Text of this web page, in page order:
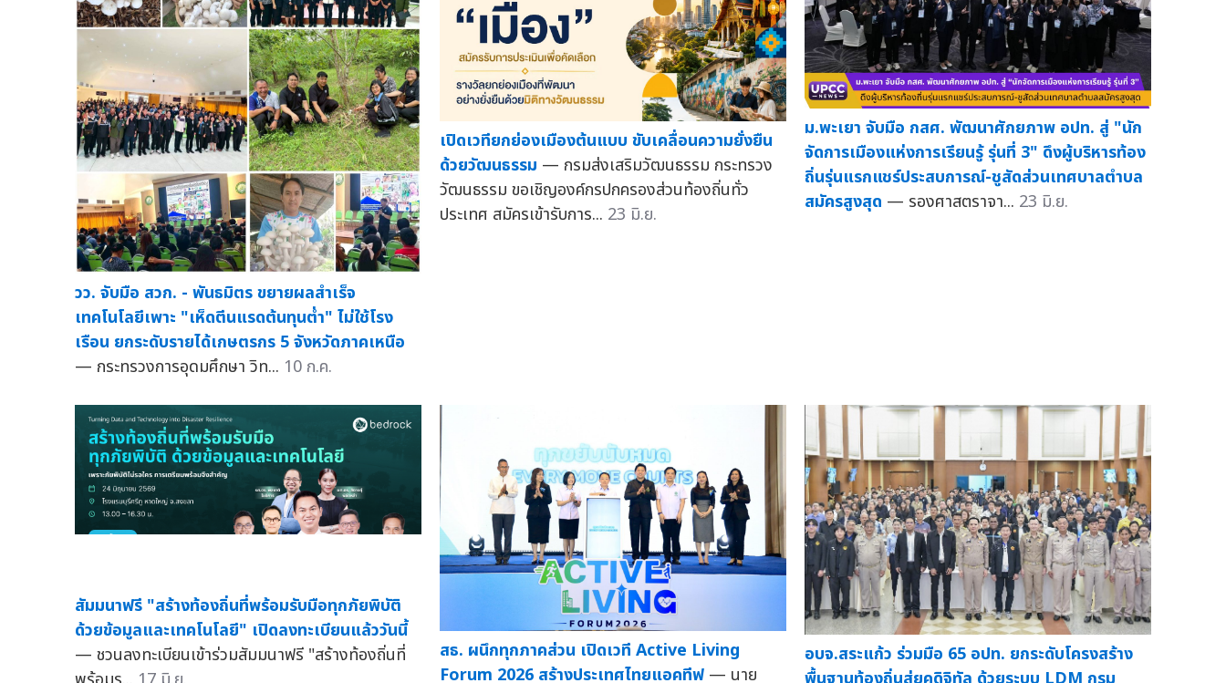
วว. จับมือ สวก. - พันธมิตร ขยายผลสำเร็จ
เทคโนโลยีเพาะ "เห็ดตีนแรดต้นทุนต่ำ" ไม่ใช้โรง
เรือน ยกระดับรายได้เกษตรกร 5 จังหวัดภาคเหนือ
— กระทรวงการอุดมศึกษา วิท... 10 ก.ค.
เปิดเวทียกย่องเมืองต้นแบบ ขับเคลื่อนความยั่งยืน
ด้วยวัฒนธรรม — กรมส่งเสริมวัฒนธรรม กระทรวง
วัฒนธรรม ขอเชิญองค์กรปกครองส่วนท้องถิ่นทั่ว
ประเทศ สมัครเข้ารับการ... 23 มิ.ย.
ม.พะเยา จับมือ กสศ. พัฒนาศักยภาพ อปท. สู่ "นัก
จัดการเมืองแห่งการเรียนรู้ รุ่นที่ 3" ดึงผู้บริหารท้อง
ถิ่นรุ่นแรกแชร์ประสบการณ์-ชูสัดส่วนเทศบาลตำบล
สมัครสูงสุด — รองศาสตราจา... 23 มิ.ย.
สัมมนาฟรี "สร้างท้องถิ่นที่พร้อมรับมือทุกภัยพิบัติ
ด้วยข้อมูลและเทคโนโลยี" เปิดลงทะเบียนแล้ววันนี้
— ชวนลงทะเบียนเข้าร่วมสัมมนาฟรี "สร้างท้องถิ่นที่
สธ. ผนึกทุกภาคส่วน เปิดเวที Active Living
Forum 2026 สร้างประเทศไทยแอคทีฟ — นาย
อบจ.สระแก้ว ร่วมมือ 65 อปท. ยกระดับโครงสร้าง